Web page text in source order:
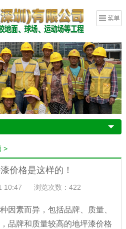
>
价格是这样的！
10:47 浏览次数： 422
因素而异，包括品牌、质量、
品牌和质量较高的地坪漆价格